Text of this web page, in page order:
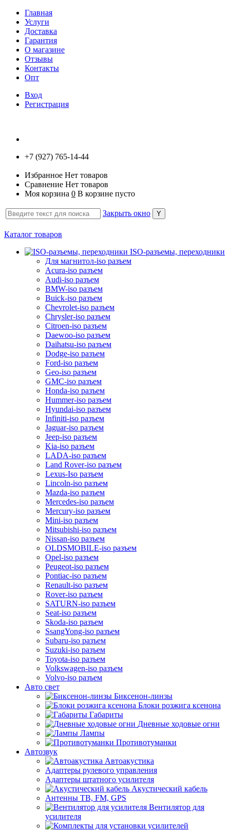
Главная
Услуги
Доставка
Гарантия
О магазине
Отзывы
Контакты
Опт
Вход
Регистрация
+7 (927) 765-14-44
Избранное Нет товаров
Сравнение Нет товаров
Моя корзина 0 В корзине пусто
Закрыть окно
Каталог товаров
ISO-разъемы, переходники
Для магнитол-iso разъем
Acura-iso разъем
Audi-iso разъем
BMW-iso разъем
Buick-iso разъем
Chevrolet-iso разъем
Chrysler-iso разъем
Citroen-iso разъем
Daewoo-iso разъем
Daihatsu-iso разъем
Dodge-iso разъем
Ford-iso разъем
Geo-iso разъем
GMC-iso разъем
Honda-iso разъем
Hummer-iso разъем
Hyundai-iso разъем
Infiniti-iso разъем
Jaguar-iso разъем
Jeep-iso разъем
Kia-iso разъем
LADA-iso разъем
Land Rover-iso разъем
Lexus-Iso разъем
Lincoln-iso разъем
Mazda-iso разъем
Mercedes-iso разъем
Mercury-iso разъем
Mini-iso разъем
Mitsubishi-iso разъем
Nissan-iso разъем
OLDSMOBILE-iso разъем
Opel-iso разъем
Peugeot-iso разъем
Pontiac-iso разъем
Renault-iso разъем
Rover-iso разъем
SATURN-iso разъем
Seat-iso разъем
Skoda-iso разъем
SsangYong-iso разъем
Subaru-iso разъем
Suzuki-iso разъем
Toyota-iso разъем
Volkswagen-iso разъем
Volvo-iso разъем
Авто свет
Биксенон-линзы
Блоки розжига ксенона
Габариты
Дневные ходовые огни
Лампы
Противотуманки
Автозвук
Автоакустика
Адаптеры рулевого управления
Адаптеры штатного усилителя
Акустический кабель
Антенны ТВ, FM, GPS
Вентилятор для
усилителя